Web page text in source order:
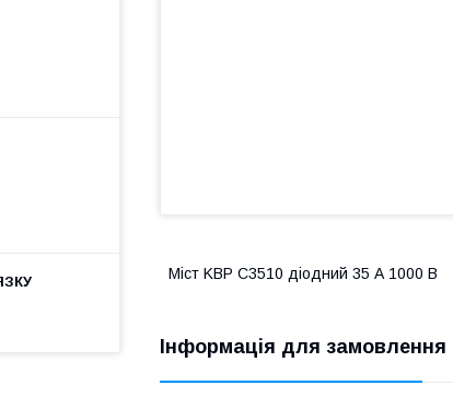
Міст KBP C3510 діодний 35 А 1000 В
Інформація для замовлення